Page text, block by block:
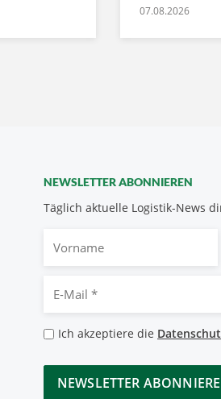
07.08.2026
NEWSLETTER ABONNIEREN
Täglich aktuelle Logistik-News
Mail
Ich akzeptiere die
CAPTCHA